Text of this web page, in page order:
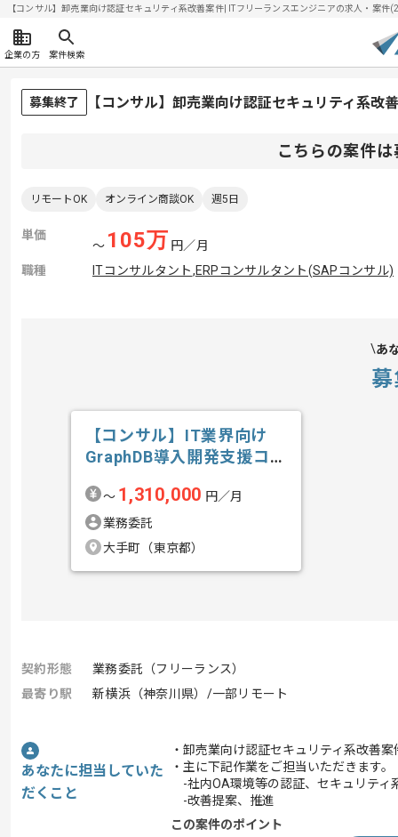
【コンサル】卸売業向け認証セキュリティ系改善案件| ITフリーランスエンジニアの求人・案
企業の方 案件検索
募集終了 【コンサル】卸売業向け認証セキュリティ系改
こちらの案件
リモートOK オンライン商談OK 週5日
単価
〜 105万 円／月
職種
ITコンサルタント,ERPコンサルタント(SAPコンサル)
あ
【コンサル】IT業界向け
GraphDB導入開発支援コン
〜 1,310,000 円／月
業務委託
大手町（東京都）
契約形態
業務委託（フリーランス）
最寄り駅
新横浜（神奈川県）/一部リモート
あなたに担当していた
だくこと
・卸売業向け認証セキュリティ系改善
・主に下記作業をご担当いただきます。
-社内OA環境等の認証、セキュリティ
-改善提案、推進
この案件のポイント